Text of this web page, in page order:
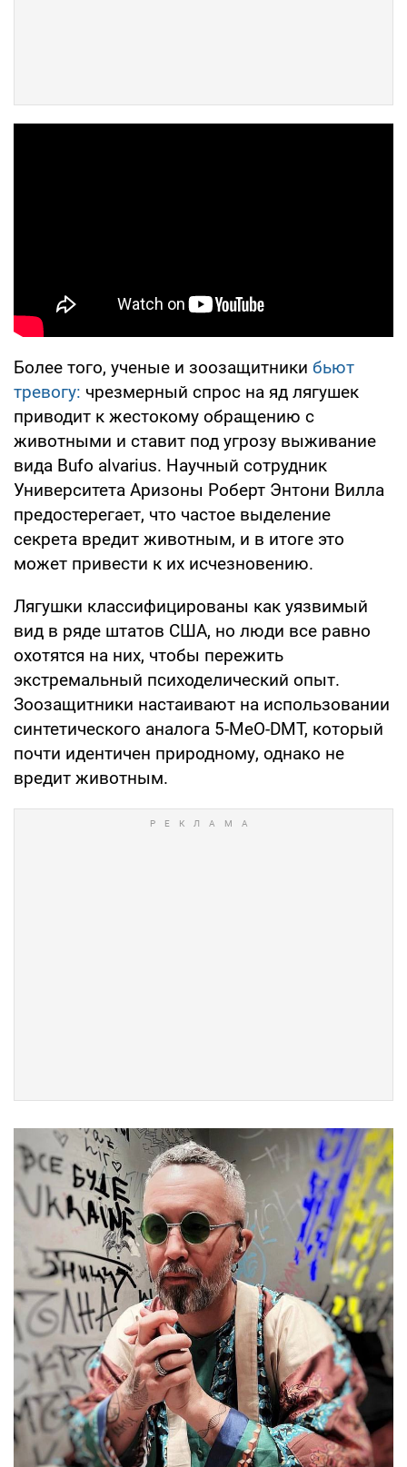
Более того, ученые и зоозащитники бьют
тревогу: чрезмерный спрос на яд лягушек
приводит к жестокому обращению с
животными и ставит под угрозу выживание
вида Bufo alvarius. Научный сотрудник
Университета Аризоны Роберт Энтони Вилла
предостерегает, что частое выделение
секрета вредит животным, и в итоге это
может привести к их исчезновению.
Лягушки классифицированы как уязвимый
вид в ряде штатов США, но люди все равно
охотятся на них, чтобы пережить
экстремальный психоделический опыт.
Зоозащитники настаивают на использовании
синтетического аналога 5-MeO-DMT, который
почти идентичен природному, однако не
вредит животным.